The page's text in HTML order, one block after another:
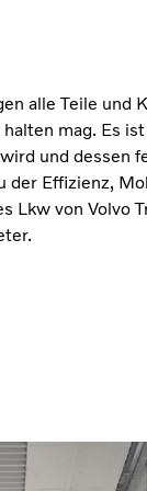
alle Teile und
mag. Es
und dessen
der Effizienz,
Lkw von Volvo